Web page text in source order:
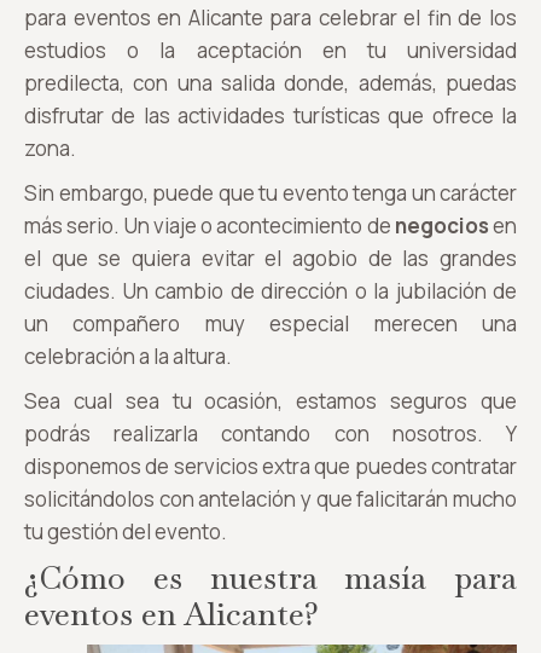
para eventos en Alicante para celebrar el fin de los
estudios o la aceptación en tu universidad
predilecta, con una salida donde, además, puedas
disfrutar de las actividades turísticas que ofrece la
zona.
Sin embargo, puede que tu evento tenga un carácter
más serio. Un viaje o acontecimiento de negociosen
el que se quiera evitar el agobio de las grandes
ciudades. Un cambio de dirección o la jubilación de
un compañero muy especial merecen una
celebración a la altura.
Sea cual sea tu ocasión, estamos seguros que
podrás realizarla contando con nosotros. Y
disponemos de servicios extra que puedes contratar
solicitándolos con antelación y que falicitarán mucho
tu gestión del evento.
¿Cómo es nuestra masía para
eventos en Alicante?